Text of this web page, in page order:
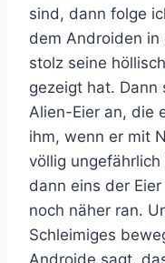
sind, dann folge
dem Androiden in
stolz seine
gezeigt hat. Dann
Alien-Eier an, die
ihm, wenn er mit
völlig
dann eins der
noch näher ran.
Schleimiges